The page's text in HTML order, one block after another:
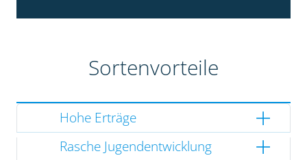
Sortenvorteile
Hohe Erträge
Rasche Jugendentwicklung